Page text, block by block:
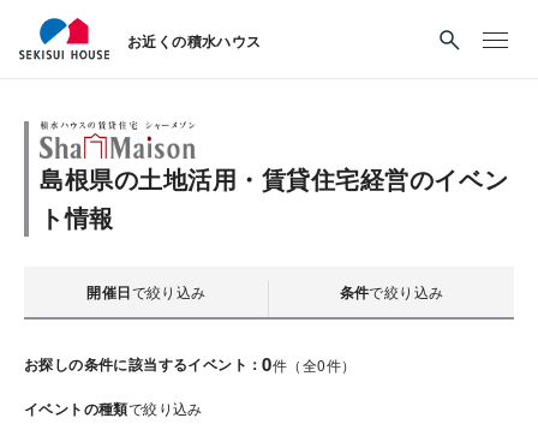
お近くの積水ハウス
島根県の土地活用・賃貸住宅経営のイベン
ト情報
開催日で絞り込み 条件で絞り込み
お探しの条件に該当するイベント：0件（全0件）
イベントの種類で絞り込み